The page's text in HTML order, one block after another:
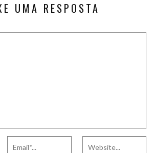
UMA RESPOSTA